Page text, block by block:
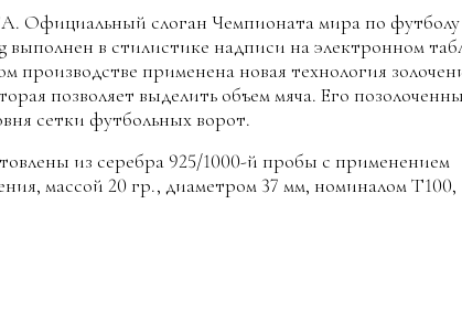
Официальный слоган Чемпионата мира по футболу
выполнен в стилистике надписи на электронном
производстве применена новая технология
позволяет выделить объем мяча. Его
сетки футбольных ворот.
из серебра 925/1000-й пробы с применением
массой 20 гр., диаметром 37 мм, номиналом Т100,